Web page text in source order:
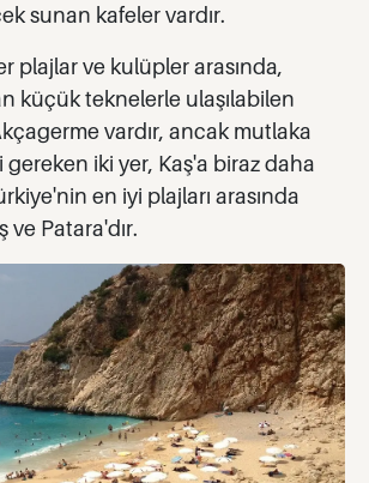
sunan kafeler vardır.
plajlar ve kulüpler arasında,
küçük teknelerle ulaşılabilen
vardır, ancak mutlaka
gereken iki yer, Kaş'a biraz daha
en iyi plajları arasında
ve Patara'dır.